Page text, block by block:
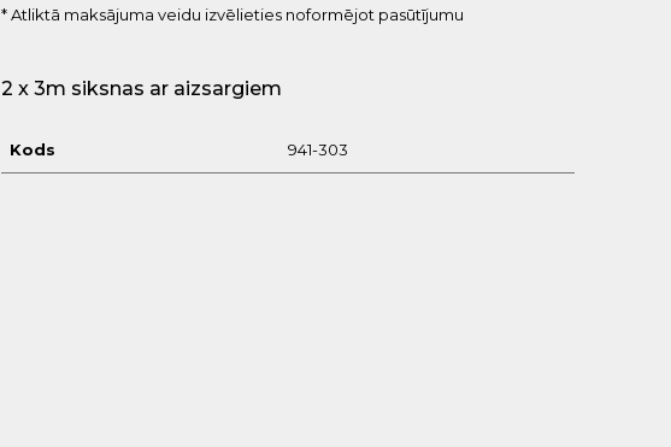
* Atliktā maksājuma veidu izvēlieties noformējot pasūtījumu
2 x 3m siksnas ar aizsargiem
Kods 941-303